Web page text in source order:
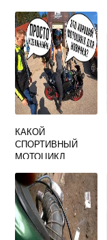
КАКОЙ
СПОРТИВНЫЙ
МОТОЦИКЛ